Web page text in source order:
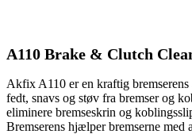
A110 Brake & Clutch
Akfix A110 er en kraftig
fedt, snavs og støv fra bremser og
eliminere bremseskrin og
Bremserens hjælper bremserne med